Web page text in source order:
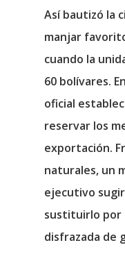
Así bautizó la
manjar
cuando la
60 bolívares.
oficial
reservar los
exportación.
naturales, un
ejecutivo
sustituirlo por
disfrazada de